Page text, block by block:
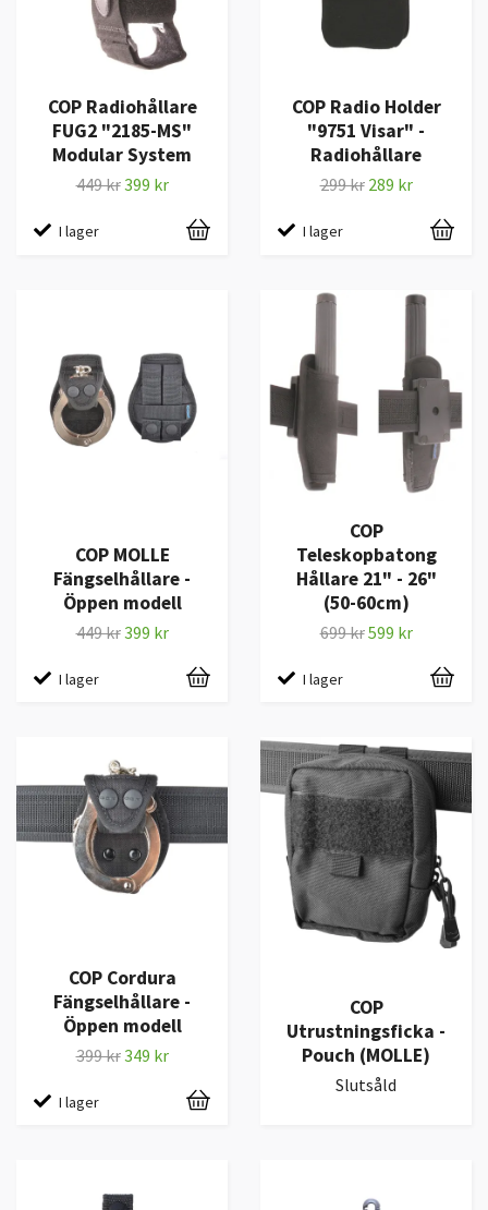
COP Radiohållare
FUG2 "2185-MS"
Modular System
449 kr399 kr
I lager
COP Radio Holder
"9751 Visar" -
Radiohållare
299 kr 289 kr
I lager
COP MOLLE
Fängselhållare -
Öppen modell
449 kr399 kr
I lager
COP
Teleskopbatong
Hållare 21" - 26"
(50-60cm)
699 kr599 kr
I lager
COP Cordura
Fängselhållare -
Öppen modell
399 kr349 kr
I lager
COP
Utrustningsficka -
Pouch (MOLLE)
Slutsåld